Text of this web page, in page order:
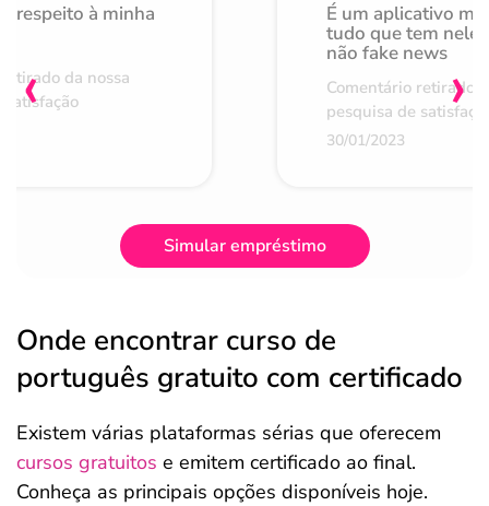
respeito à minha
da nossa
É um aplicativo
tudo que tem nele
não fake news
Comentário retirado
pesquisa de
30/01/2023
‹ ›
Simular empréstimo
Onde encontrar curso de
português gratuito com certificado
Existem várias plataformas sérias que oferecem
cursos gratuitos e emitem certificado ao final.
Conheça as principais opções disponíveis hoje.